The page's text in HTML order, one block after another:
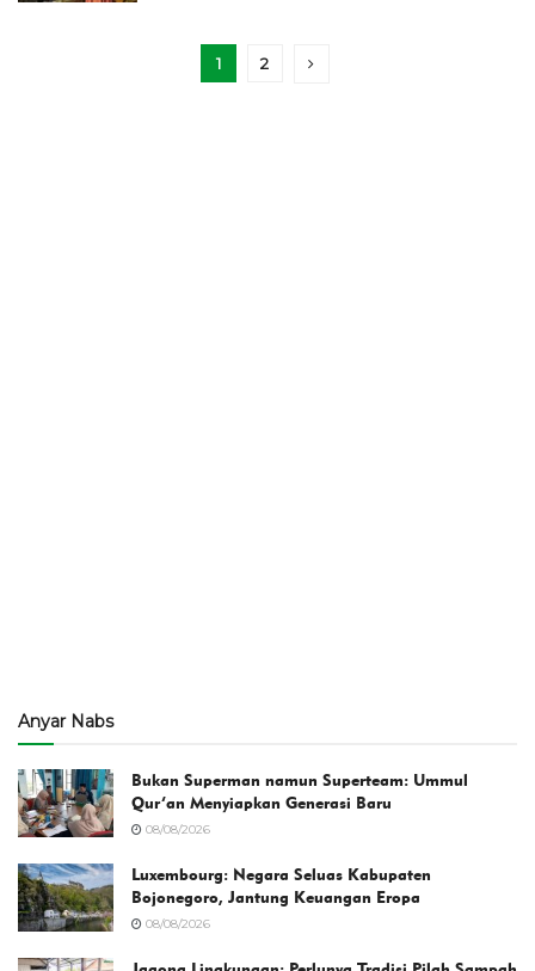
1 2
Anyar Nabs
Bukan Superman namun Superteam: Ummul
Qur’an Menyiapkan Generasi Baru
08/08/2026
Luxembourg: Negara Seluas Kabupaten
Bojonegoro, Jantung Keuangan Eropa
08/08/2026